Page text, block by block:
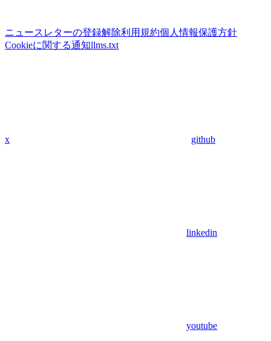
ニュースレターの登録解除利用規約個人情報保護方針
Cookieに関する通知llms.txt
x github
linkedin
youtube